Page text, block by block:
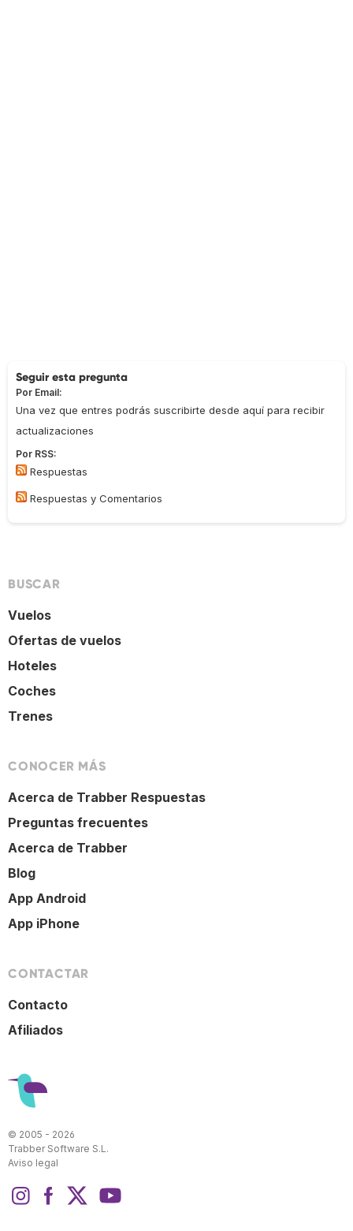
Seguir esta pregunta
Por Email:
Una vez que entres podrás suscribirte desde aquí para recibir
actualizaciones
Por RSS:
Respuestas
Respuestas y Comentarios
BUSCAR
Vuelos
Ofertas de vuelos
Hoteles
Coches
Trenes
CONOCER MÁS
Acerca de Trabber Respuestas
Preguntas frecuentes
Acerca de Trabber
Blog
App Android
App iPhone
CONTACTAR
Contacto
Afiliados
© 2005 - 2026
Trabber Software S.L.
Aviso legal